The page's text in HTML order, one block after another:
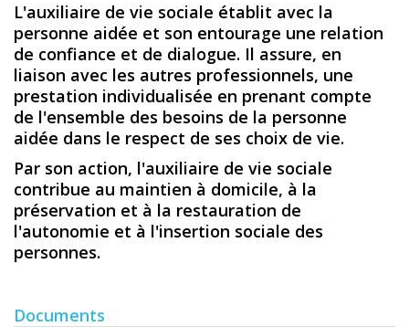
L'auxiliaire de vie sociale établit avec la
personne aidée et son entourage une relation
de confiance et de dialogue. Il assure, en
liaison avec les autres professionnels, une
prestation individualisée en prenant compte
de l'ensemble des besoins de la personne
aidée dans le respect de ses choix de vie.
Par son action, l'auxiliaire de vie sociale
contribue au maintien à domicile, à la
préservation et à la restauration de
l'autonomie et à l'insertion sociale des
personnes.
Documents